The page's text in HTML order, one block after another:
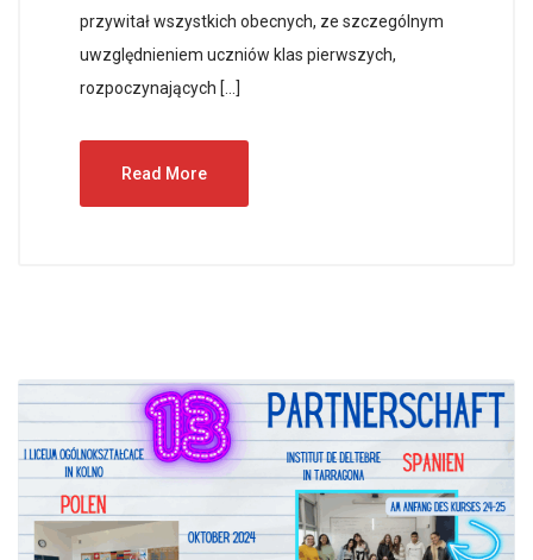
przywitał wszystkich obecnych, ze szczególnym
uwzględnieniem uczniów klas pierwszych,
rozpoczynających […]
Read More